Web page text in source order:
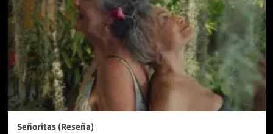
Señoritas (Reseña)